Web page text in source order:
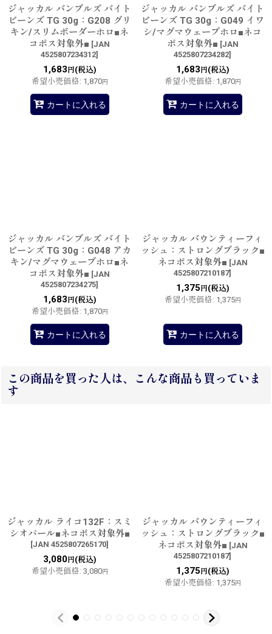
ジャッカル バンブルズ バイト
ビーンズ TG 30g：G208 グリ
キン/スリムボーダーホロ■ネ
コポス対象外■ [JAN
4525807234312]
1,683 円(税込)
希望小売価格: 1,870円
カートに入れる
ジャッカル バンブルズ バイト
ビーンズ TG 30g：G049 イワ
シ/マグマウェーブホロ■ネコ
ポス対象外■ [JAN
4525807234282]
1,683 円(税込)
希望小売価格: 1,870円
カートに入れる
ジャッカル バンブルズ バイト
ビーンズ TG 30g：G048 アカ
キン/マグマウェーブホロ■ネ
コポス対象外■ [JAN
4525807234275]
1,683 円(税込)
希望小売価格: 1,870円
カートに入れる
ジャッカル バウンティーフィ
ッシュ：ストロングブラック■
ネコポス対象外■ [JAN
4525807210187]
1,375 円(税込)
希望小売価格: 1,375円
カートに入れる
この商品を買った人は、こんな商品も買っていま
す
ジャッカル ライコ132F：スミ
シオパール■ネコポス対象外■
[JAN 4525807265170]
3,080円(税込)
希望小売価格: 3,080円
ジャッカル バウンティーフィ
ッシュ：ストロングブラック■
ネコポス対象外■ [JAN
4525807210187]
1,375 円(税込)
希望小売価格: 1,375円